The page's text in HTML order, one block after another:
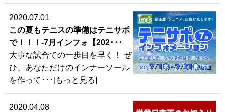
2020.07.01
この夏もテニスの準備はテニサポ
で！！！-7月インフォ【202･･･
大事な試合での一歩目を早く！ ぜ
ひ、あなただけのインナーソール
を作って･･･[もっと見る]
2020.04.08